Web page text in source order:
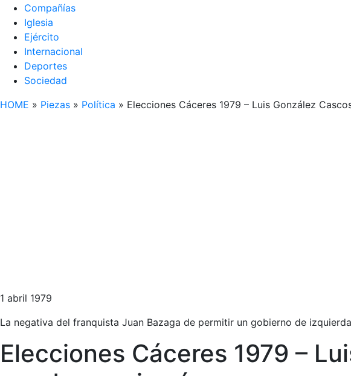
Compañías
Iglesia
Ejército
Internacional
Deportes
Sociedad
HOME » Piezas » Política » Elecciones Cáceres 1979 – Luis González
1 abril 1979
La negativa del franquista Juan Bazaga de permitir un gobierno de
Elecciones Cáceres 1979 –